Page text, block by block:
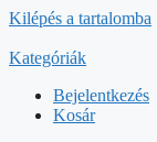
Kilépés a tartalomba
Kategóriák
Bejelentkezés
Kosár